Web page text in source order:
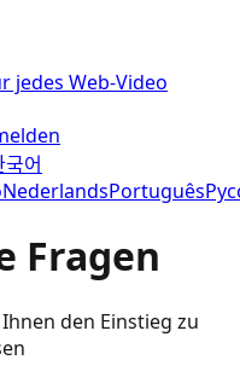
jedes Web-Video
국어
NederlandsPortuguês
Fragen
den Einstieg zu